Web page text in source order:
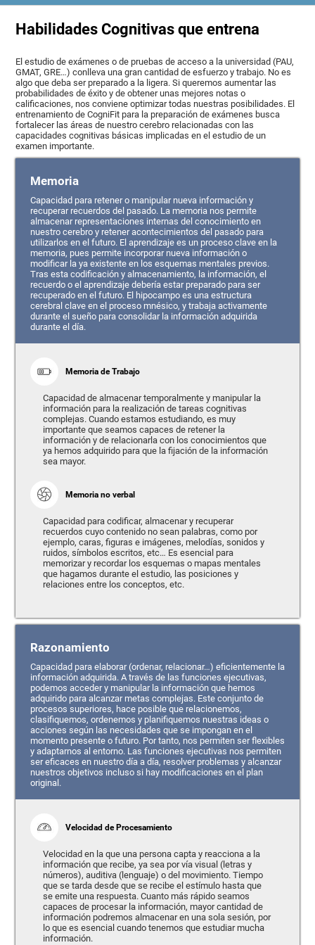
Habilidades Cognitivas que entrena
El estudio de exámenes o de pruebas de acceso a la universidad (PAU,
GMAT, GRE…) conlleva una gran cantidad de esfuerzo y trabajo. No es
algo que deba ser preparado a la ligera. Si queremos aumentar las
probabilidades de éxito y de obtener unas mejores notas o
calificaciones, nos conviene optimizar todas nuestras posibilidades. El
entrenamiento de CogniFit para la preparación de exámenes busca
fortalecer las áreas de nuestro cerebro relacionadas con las
capacidades cognitivas básicas implicadas en el estudio de un
examen importante.
Memoria
Capacidad para retener o manipular nueva información y
recuperar recuerdos del pasado. La memoria nos permite
almacenar representaciones internas del conocimiento en
nuestro cerebro y retener acontecimientos del pasado para
utilizarlos en el futuro. El aprendizaje es un proceso clave en la
memoria, pues permite incorporar nueva información o
modificar la ya existente en los esquemas mentales previos.
Tras esta codificación y almacenamiento, la información, el
recuerdo o el aprendizaje debería estar preparado para ser
recuperado en el futuro. El hipocampo es una estructura
cerebral clave en el proceso mnésico, y trabaja activamente
durante el sueño para consolidar la información adquirida
durante el día.
Memoria de Trabajo
Capacidad de almacenar temporalmente y manipular la
información para la realización de tareas cognitivas
complejas. Cuando estamos estudiando, es muy
importante que seamos capaces de retener la
información y de relacionarla con los conocimientos que
ya hemos adquirido para que la fijación de la información
sea mayor.
Memoria no verbal
Capacidad para codificar, almacenar y recuperar
recuerdos cuyo contenido no sean palabras, como por
ejemplo, caras, figuras e imágenes, melodías, sonidos y
ruidos, símbolos escritos, etc… Es esencial para
memorizar y recordar los esquemas o mapas mentales
que hagamos durante el estudio, las posiciones y
relaciones entre los conceptos, etc.
Razonamiento
Capacidad para elaborar (ordenar, relacionar…) eficientemente la
información adquirida. A través de las funciones ejecutivas,
podemos acceder y manipular la información que hemos
adquirido para alcanzar metas complejas. Este conjunto de
procesos superiores, hace posible que relacionemos,
clasifiquemos, ordenemos y planifiquemos nuestras ideas o
acciones según las necesidades que se impongan en el
momento presente o futuro. Por tanto, nos permiten ser flexibles
y adaptarnos al entorno. Las funciones ejecutivas nos permiten
ser eficaces en nuestro día a día, resolver problemas y alcanzar
nuestros objetivos incluso si hay modificaciones en el plan
original.
Velocidad de Procesamiento
Velocidad en la que una persona capta y reacciona a la
información que recibe, ya sea por vía visual (letras y
números), auditiva (lenguaje) o del movimiento. Tiempo
que se tarda desde que se recibe el estímulo hasta que
se emite una respuesta. Cuanto más rápido seamos
capaces de procesar la información, mayor cantidad de
información podremos almacenar en una sola sesión, por
lo que es esencial cuando tenemos que estudiar mucha
información.